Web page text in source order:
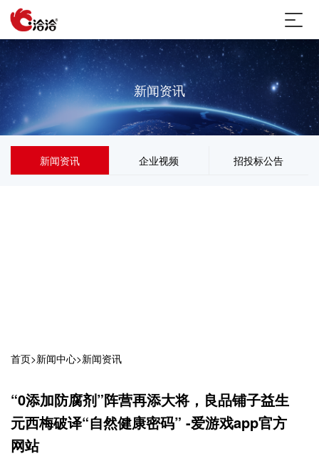
新闻资讯
新闻资讯 企业视频 招投标公告
首页>新闻中心>新闻资讯
“0添加防腐剂”阵营再添大将，良品铺子益生
元西梅破译“自然健康密码” -爱游戏app官方
网站